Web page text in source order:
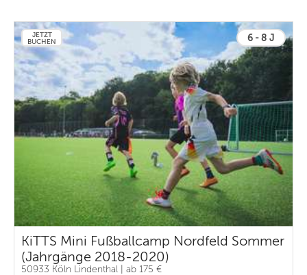
JETZT
BUCHEN
6 - 8 J
KiTTS Mini Fußballcamp Nordfeld Sommer
(Jahrgänge 2018-2020)
50933 Köln Lindenthal | ab 175 €